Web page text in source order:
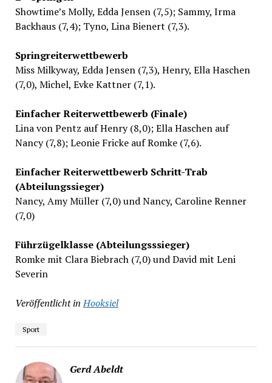
Showtime’s Molly, Edda Jensen (7,5); Sammy, Irma
Backhaus (7,4); Tyno, Lina Bienert (7,3).
Springreiterwettbewerb
Miss Milkyway, Edda Jensen (7,3), Henry, Ella Haschen
(7,0), Michel, Evke Kattner (7,1).
Einfacher Reiterwettbewerb (Finale)
Lina von Pentz auf Henry (8,0); Ella Haschen auf
Nancy (7,8); Leonie Fricke auf Romke (7,6).
Einfacher Reiterwettbewerb Schritt-Trab
(Abteilungssieger)
Nancy, Amy Müller (7,0) und Nancy, Caroline Renner
(7,0)
Führzügelklasse (Abteilungsssieger)
Romke mit Clara Biebrach (7,0) und David mit Leni
Severin
Veröffentlicht in Hooksiel
Sport
Gerd Abeldt